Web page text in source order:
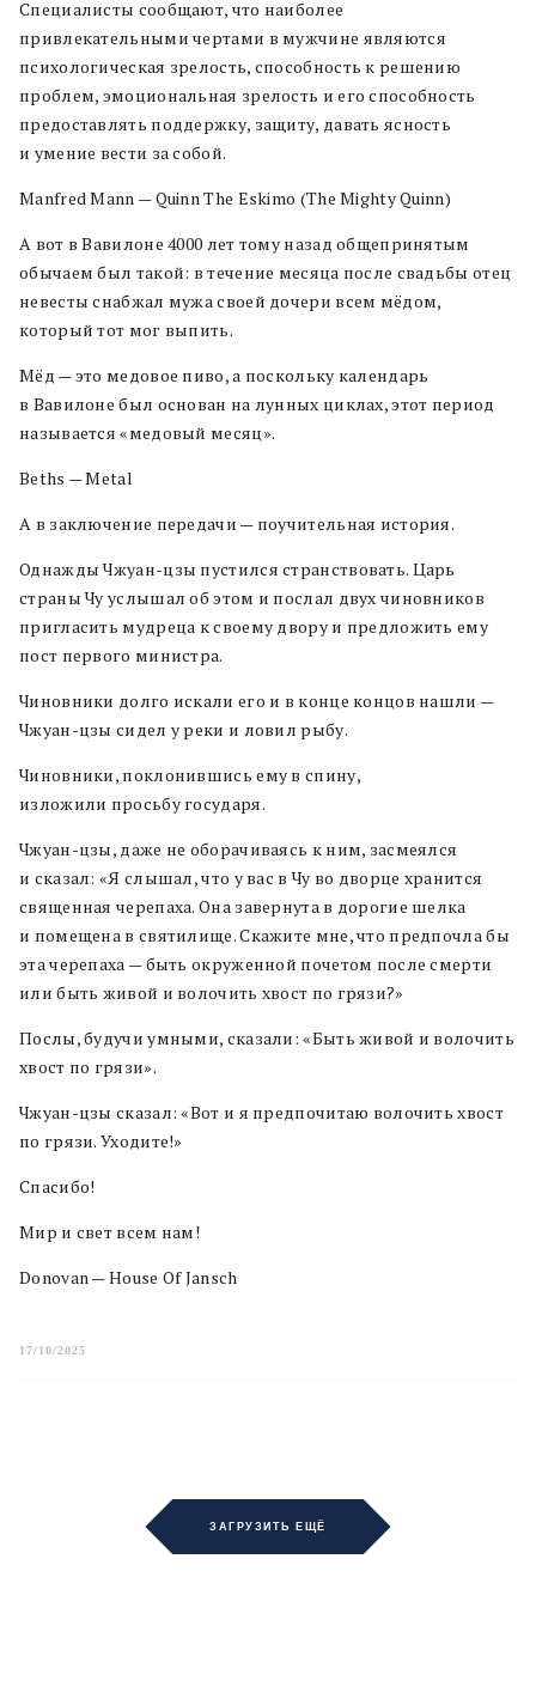
Специалисты сообщают, что наиболее
привлекательными чертами в мужчине являются
психологическая зрелость, способность к решению
проблем, эмоциональная зрелость и его способность
предоставлять поддержку, защиту, давать ясность
и умение вести за собой.
Manfred Mann — Quinn The Eskimo (The Mighty Quinn)
А вот в Вавилоне 4000 лет тому назад общепринятым
обычаем был такой: в течение месяца после свадьбы отец
невесты снабжал мужа своей дочери всем мёдом,
который тот мог выпить.
Мёд — это медовое пиво, а поскольку календарь
в Вавилоне был основан на лунных циклах, этот период
называется «медовый месяц».
Beths — Metal
А в заключение передачи — поучительная история.
Однажды Чжуан-цзы пустился странствовать. Царь
страны Чу услышал об этом и послал двух чиновников
пригласить мудреца к своему двору и предложить ему
пост первого министра.
Чиновники долго искали его и в конце концов нашли —
Чжуан-цзы сидел у реки и ловил рыбу.
Чиновники, поклонившись ему в спину,
изложили просьбу государя.
Чжуан-цзы, даже не оборачиваясь к ним, засмеялся
и сказал: «Я слышал, что у вас в Чу во дворце хранится
священная черепаха. Она завернута в дорогие шелка
и помещена в святилище. Скажите мне, что предпочла бы
эта черепаха — быть окруженной почетом после смерти
или быть живой и волочить хвост по грязи?»
Послы, будучи умными, сказали: «Быть живой и волочить
хвост по грязи».
Чжуан-цзы сказал: «Вот и я предпочитаю волочить хвост
по грязи. Уходите!»
Спасибо!
Мир и свет всем нам!
Donovan — House Of Jansch
17/10/2025
ЗАГРУЗИТЬ ЕЩЁ